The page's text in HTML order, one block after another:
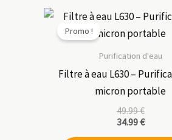
Promo !
Purification d'eau
Filtre à eau L630 –
micron portable
49.99€
34.99€